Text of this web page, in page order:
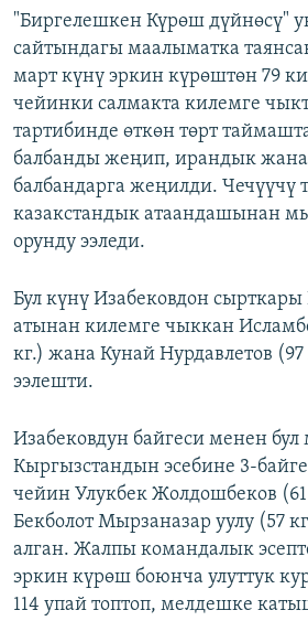
"Биргелешкен Күрөш дүйнөсү"
сайтындагы маалыматка
март күнү эркин күрөштөн 79
чейинки салмакта килемге
тартибинде өткөн төрт
балбанды жеңип, ирандык
балбандарга жеңилди. Чечүүчү
казакстандык атаандашынан
орунду ээледи.
Бул күнү Изабековдон
атынан килемге чыккан
кг.) жана Кунай Нурдавлетов
ээлешти.
Изабековдун байгеси менен
Кыргызстандын эсебине 3-байге
чейин Улукбек Жолдошбеков
Бекболот Мырзаназар уулу (57
алган. Жалпы командалык
эркин күрөш боюнча улуттук
114 упай топтоп, мелдешке